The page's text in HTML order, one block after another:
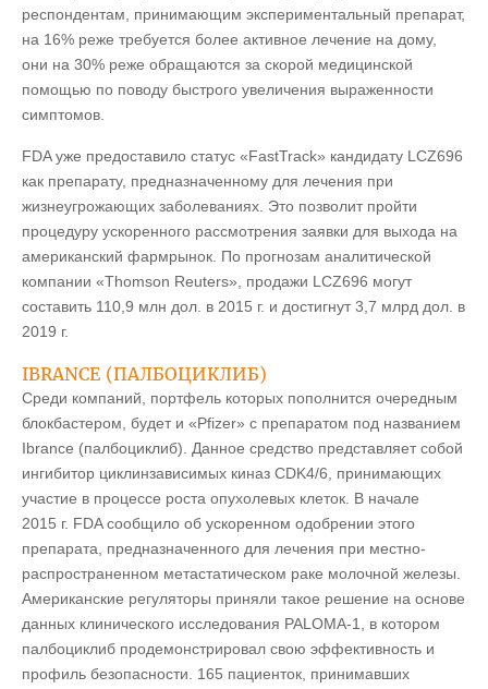
респондентам, принимающим экспериментальный препарат,
на 16% реже требуется более активное лечение на дому,
они на 30% реже обращаются за скорой медицинской
помощью по поводу быстрого увеличения выраженности
симптомов.
FDA уже предоставило статус «FastTrack» кандидату LCZ696
как препарату, предназначенному для лечения при
жизнеугрожающих заболеваниях. Это позволит пройти
процедуру ускоренного рассмотрения заявки для выхода на
американский фармрынок. По прогнозам аналитической
компании «Thomson Reuters», продажи LCZ696 могут
составить 110,9 млн дол. в 2015 г. и достигнут 3,7 млрд дол. в
2019 г.
IBRANCE (ПАЛБОЦИКЛИБ)
Среди компаний, портфель которых пополнится очередным
блокбастером, будет и «Pfi­zer» с препаратом под названием
Ibrance (палбоциклиб). Данное средство представляет собой
ингибитор циклинзависимых киназ CDK4/6, принимающих
участие в процессе роста опухолевых клеток. В начале
2015 г. FDA сообщило об ускоренном одобрении этого
препарата, предназначенного для лечения при местно-
распространенном метастатическом раке молочной железы.
Американские регуляторы приняли такое решение на основе
данных клинического исследования PALOMA-1, в котором
палбоциклиб продемонстрировал свою эффективность и
профиль безопасности. 165 пациенток, принимавших